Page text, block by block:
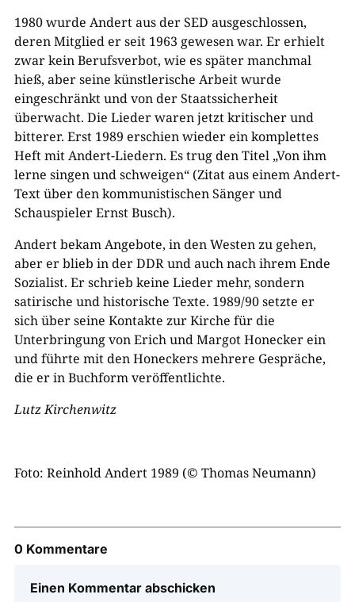
1980 wurde Andert aus der SED ausgeschlossen,
deren Mitglied er seit 1963 gewesen war. Er erhielt
zwar kein Berufsverbot, wie es später manchmal
hieß, aber seine künstlerische Arbeit wurde
eingeschränkt und von der Staatssicherheit
überwacht. Die Lieder waren jetzt kritischer und
bitterer. Erst 1989 erschien wieder ein komplettes
Heft mit Andert-Liedern. Es trug den Titel „Von ihm
lerne singen und schweigen“ (Zitat aus einem Andert-
Text über den kommunistischen Sänger und
Schauspieler Ernst Busch).
Andert bekam Angebote, in den Westen zu gehen,
aber er blieb in der DDR und auch nach ihrem Ende
Sozialist. Er schrieb keine Lieder mehr, sondern
satirische und historische Texte. 1989/90 setzte er
sich über seine Kontakte zur Kirche für die
Unterbringung von Erich und Margot Honecker ein
und führte mit den Honeckers mehrere Gespräche,
die er in Buchform veröffentlichte.
Lutz Kirchenwitz
Foto: Reinhold Andert 1989 (© Thomas Neumann)
0 Kommentare
Einen Kommentar abschicken